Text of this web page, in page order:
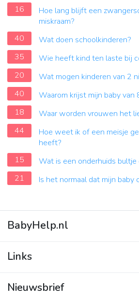
16
Hoe lang blijft een
miskraam?
40
Wat doen schoolkinderen?
35
Wie heeft kind ten laste bij
20
Wat mogen kinderen van 2
40
Waarom krijst mijn baby van
18
Waar worden vrouwen het
44
Hoe weet ik of een meisje
heeft?
15
Wat is een onderhuids bultje
21
Is het normaal dat mijn baby
BabyHelp.nl
Vraag & Antwoord
Links
Contact
Nieuwsbrief